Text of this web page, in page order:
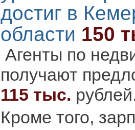
достиг в
области 150
Агенты по
получают
115 тыс.
Кроме того,